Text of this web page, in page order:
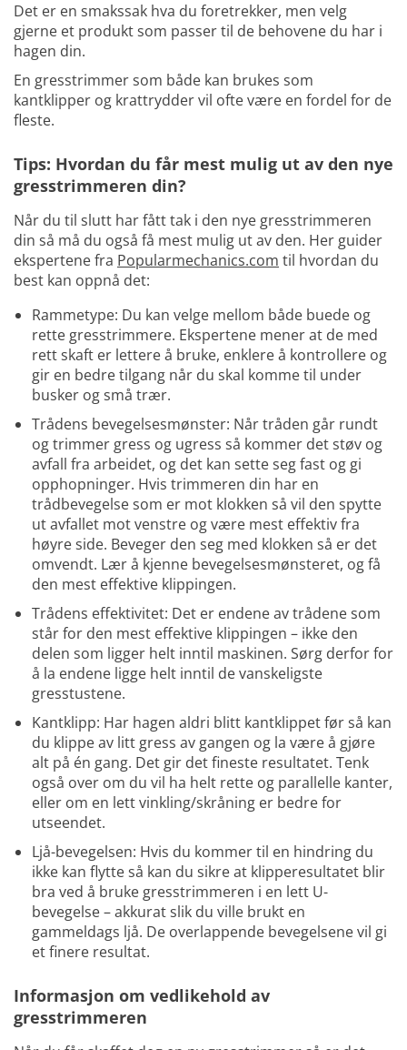
Det er en smakssak hva du foretrekker, men velg
gjerne et produkt som passer til de behovene du har i
hagen din.
En gresstrimmer som både kan brukes som
kantklipper og krattrydder vil ofte være en fordel for de
fleste.
Tips: Hvordan du får mest mulig ut av den nye
gresstrimmeren din?
Når du til slutt har fått tak i den nye gresstrimmeren
din så må du også få mest mulig ut av den. Her guider
ekspertene fra Popularmechanics.com til hvordan du
best kan oppnå det:
Rammetype: Du kan velge mellom både buede og
rette gresstrimmere. Ekspertene mener at de med
rett skaft er lettere å bruke, enklere å kontrollere og
gir en bedre tilgang når du skal komme til under
busker og små trær.
Trådens bevegelsesmønster: Når tråden går rundt
og trimmer gress og ugress så kommer det støv og
avfall fra arbeidet, og det kan sette seg fast og gi
opphopninger. Hvis trimmeren din har en
trådbevegelse som er mot klokken så vil den spytte
ut avfallet mot venstre og være mest effektiv fra
høyre side. Beveger den seg med klokken så er det
omvendt. Lær å kjenne bevegelsesmønsteret, og få
den mest effektive klippingen.
Trådens effektivitet: Det er endene av trådene som
står for den mest effektive klippingen – ikke den
delen som ligger helt inntil maskinen. Sørg derfor for
å la endene ligge helt inntil de vanskeligste
gresstustene.
Kantklipp: Har hagen aldri blitt kantklippet før så kan
du klippe av litt gress av gangen og la være å gjøre
alt på én gang. Det gir det fineste resultatet. Tenk
også over om du vil ha helt rette og parallelle kanter,
eller om en lett vinkling/skråning er bedre for
utseendet.
Ljå-bevegelsen: Hvis du kommer til en hindring du
ikke kan flytte så kan du sikre at klipperesultatet blir
bra ved å bruke gresstrimmeren i en lett U-
bevegelse – akkurat slik du ville brukt en
gammeldags ljå. De overlappende bevegelsene vil gi
et finere resultat.
Informasjon om vedlikehold av
gresstrimmeren